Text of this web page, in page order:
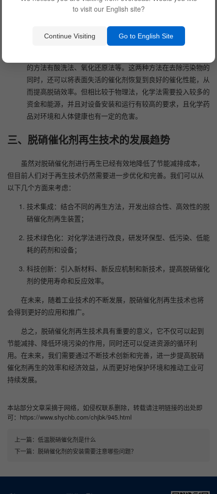
上的污染物，未能对催化剂内部的污染进行深入清洗，因此清
化学法再生：化学法则是在物理法的基础上，加入一定的化学
的方法有酸洗法、氧化还原法等。这两种方法在去除污染物的
同时，还可以将表面失活的催化剂恢复到良好的催化性能，从
而提高脱硝效率。但相比较于物理法，化学法需要投入较多的
资金和能源，并且对设备安装和运行有较高的要求，且化学药
品对环境和人体健康也有一定的危害。
三、脱硝催化剂再生技术的发展趋势
虽然对脱硝催化剂进行再生已经有效地降低了节能减排成本，
但目前人们对于再生技术仍然需要进一步优化和完善。我们可以从
以下几个方面来考虑：
技术集成：结合不同的再生方法，开发出综合性、高效性的脱
硝催化剂再生装置；
技术绿色化：对化学法进行改良，研发环保型、低污染、低能
耗的药剂和设备；
科技创新：引入新材料、新反应机制和新技术，提高脱硝催化
剂的使用寿命和反应效率。
在未来，随着工业技术的不断发展，脱硝催化剂再生技术也将
会得到更好的应用和推广。
总之，脱硝催化剂再生技术具有重要的意义，它不仅可以起到
节能减排、降低环境污染的作用，同时还可以促进资源的循环利
用。在未来，我们需要通过不断技术创新和完善，进一步提高脱硝
催化剂再生的效率和经济效益，从而更好地保护环境和推动工业可
持续发展。
本站部分文章采摘于网络，如侵权联系删除，转载请注明链接的出处即
可：https://www.shychb.com/chjbk/945.html
上一篇： 低温脱硝催化剂是什么
下一篇： 脱硝催化剂的安装需要注意哪些问题？
to visit our English site?
Continue Visiting Go to English Site